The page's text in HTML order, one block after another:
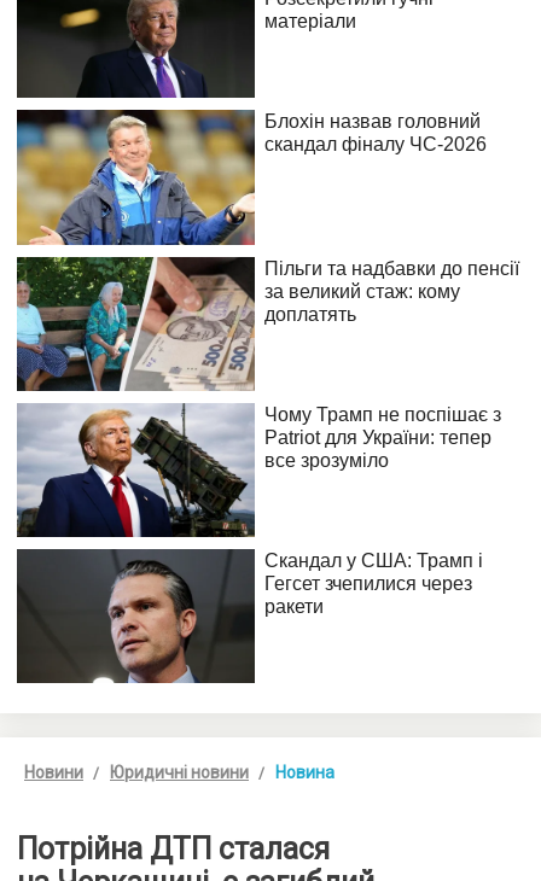
Новини Юридичні новини Новина
Потрійна ДТП сталася